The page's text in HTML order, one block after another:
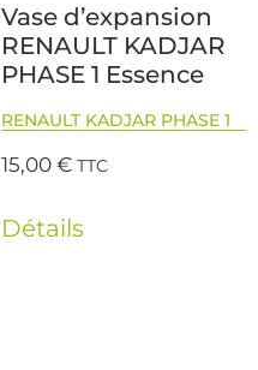
Vase d’expansion
RENAULT KADJAR
PHASE 1 Essence
RENAULT KADJAR PHASE 1
15,00€ TTC
Détails